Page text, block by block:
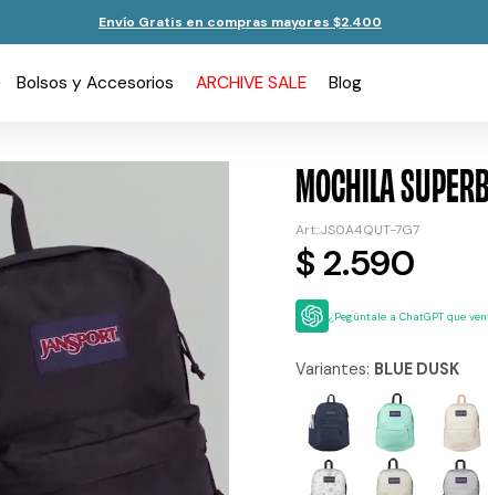
Envío Gratis en compras mayores $2.400
Bolsos y Accesorios ARCHIVE SALE Blog
MOCHILA
JS0A4QUT-7G7
$ 2.590
¿Pegúntale a ChatGPT que
Variantes: BLUE DUSK